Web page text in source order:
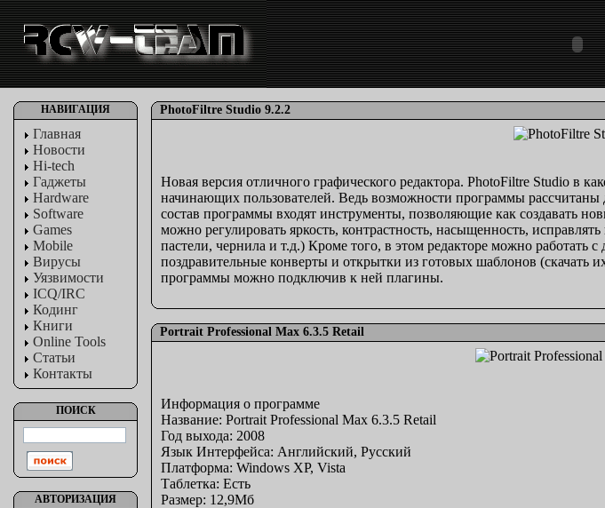
НАВИГАЦИЯ
Главная
Новости
Hi-tech
Гаджеты
Hardware
Software
Games
Mobile
Вирусы
Уязвимости
ICQ/IRC
Кодинг
Книги
Online Tools
Статьи
Контакты
ПОИСК
АВТОРИЗАЦИЯ
PhotoFiltre Studio 9.2.2
Новая версия отличного графического редактора. PhotoFiltre Studio в
начинающих пользователей. Ведь возможности программы
состав программы входят инструменты, позволяющие как создавать
можно регулировать яркость, контрастность, насыщенность,
пастели, чернила и т.д.) Кроме того, в этом редакторе можно работать
поздравительные конверты и открытки из готовых шаблонов
программы можно подключив к ней плагины.
Portrait Professional Max 6.3.5 Retail
Информация о программе
Название: Portrait Professional Max 6.3.5 Retail
Год выхода: 2008
Язык Интерфейса: Английский, Русский
Платформа: Windows XP, Vista
Таблетка: Есть
Размер: 12,9Mб